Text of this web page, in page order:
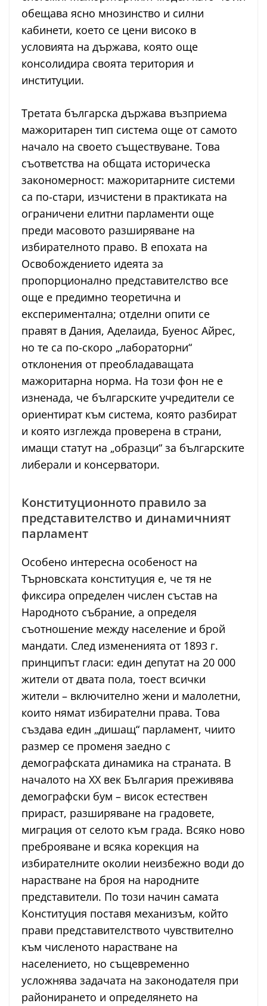
обещава ясно мнозинство и силни
кабинети, което се цени високо в
условията на държава, която още
консолидира своята територия и
институции.
Третата българска държава възприема
мажоритарен тип система още от самото
начало на своето съществуване. Това
съответства на общата историческа
закономерност: мажоритарните системи
са по-стари, изчистени в практиката на
ограничени елитни парламенти още
преди масовото разширяване на
избирателното право. В епохата на
Освобождението идеята за
пропорционално представителство все
още е предимно теоретична и
експериментална; отделни опити се
правят в Дания, Аделаида, Буенос Айрес,
но те са по-скоро „лабораторни“
отклонения от преобладаващата
мажоритарна норма. На този фон не е
изненада, че българските учредители се
ориентират към система, която разбират
и която изглежда проверена в страни,
имащи статут на „образци“ за българските
либерали и консерватори.
Конституционното правило за
представителство и динамичният
парламент
Особено интересна особеност на
Търновската конституция е, че тя не
фиксира определен числен състав на
Народното събрание, а определя
съотношение между население и брой
мандати. След измененията от 1893 г.
принципът гласи: един депутат на 20 000
жители от двата пола, тоест всички
жители – включително жени и малолетни,
които нямат избирателни права. Това
създава един „дишащ“ парламент, чиито
размер се променя заедно с
демографската динамика на страната. В
началото на XX век България преживява
демографски бум – висок естествен
прираст, разширяване на градовете,
миграция от селото към града. Всяко ново
преброяване и всяка корекция на
избирателните околии неизбежно води до
нарастване на броя на народните
представители. По този начин самата
Конституция поставя механизъм, който
прави представителството чувствително
към численото нарастване на
населението, но същевременно
усложнява задачата на законодателя при
районирането и определянето на